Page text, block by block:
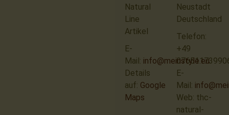
Neustadt
Deutschland
Telefon:
+49
E-
Mail:
Web: thc-
natural-
Natural
Line
Artikel
E-
Mail: info@meinstyle.eu
Details
auf: Google
Maps